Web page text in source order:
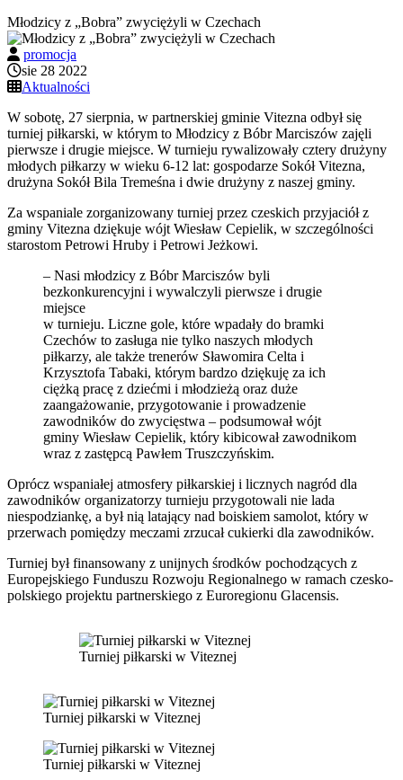
Młodzicy z „Bobra” zwyciężyli w Czechach
promocja
sie 28 2022
Aktualności
W sobotę, 27 sierpnia, w partnerskiej gminie Vitezna odbył się
turniej piłkarski, w którym to Młodzicy z Bóbr Marciszów zajęli
pierwsze i drugie miejsce. W turnieju rywalizowały cztery drużyny
młodych piłkarzy w wieku 6-12 lat: gospodarze Sokół Vitezna,
drużyna Sokół Bila Tremeśna i dwie drużyny z naszej gminy.
Za wspaniale zorganizowany turniej przez czeskich przyjaciół z
gminy Vitezna dziękuje wójt Wiesław Cepielik, w szczególności
starostom Petrowi Hruby i Petrowi Jeżkowi.
– Nasi młodzicy z Bóbr Marciszów byli
bezkonkurencyjni i wywalczyli pierwsze i drugie
miejsce
w turnieju. Liczne gole, które wpadały do bramki
Czechów to zasługa nie tylko naszych młodych
piłkarzy, ale także trenerów Sławomira Celta i
Krzysztofa Tabaki, którym bardzo dziękuję za ich
ciężką pracę z dziećmi i młodzieżą oraz duże
zaangażowanie, przygotowanie i prowadzenie
zawodników do zwycięstwa – podsumował wójt
gminy Wiesław Cepielik, który kibicował zawodnikom
wraz z zastępcą Pawłem Truszczyńskim.
Oprócz wspaniałej atmosfery piłkarskiej i licznych nagród dla
zawodników organizatorzy turnieju przygotowali nie lada
niespodziankę, a był nią latający nad boiskiem samolot, który w
przerwach pomiędzy meczami zrzucał cukierki dla zawodników.
Turniej był finansowany z unijnych środków pochodzących z
Europejskiego Funduszu Rozwoju Regionalnego w ramach czesko-
polskiego projektu partnerskiego z Euroregionu Glacensis.
Turniej piłkarski w Viteznej
Turniej piłkarski w Viteznej
Turniej piłkarski w Viteznej